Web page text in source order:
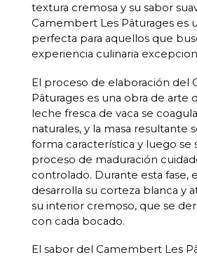
textura cremosa y su sabor
Camembert Les Pâturages es
perfecta para aquellos que
experiencia culinaria
El proceso de elaboración del
Pâturages es una obra de arte
leche fresca de vaca se
naturales, y la masa resultante
forma característica y luego se
proceso de maduración
controlado. Durante esta fase,
desarrolla su corteza blanca y
su interior cremoso, que se
con cada bocado.
El sabor del Camembert Les